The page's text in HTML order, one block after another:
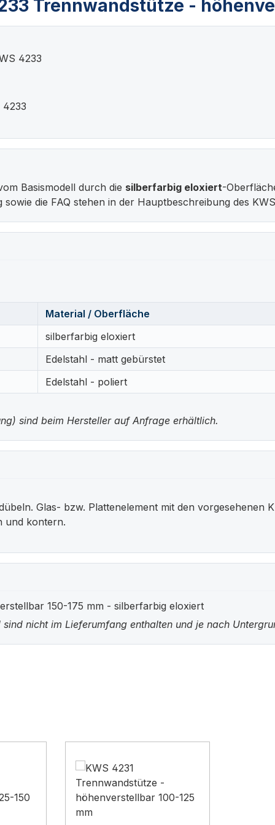
Trennwandstütze -
4233
Basismodell durch die silberfarbig eloxiert-
die FAQ stehen in der Hauptbeschreibung des
Material / Oberfläche
silberfarbig eloxiert
Edelstahl - matt gebürstet
Edelstahl - poliert
sind beim Hersteller auf Anfrage erhältlich.
Glas- bzw. Plattenelement mit den vorgesehenen
und kontern.
150-175 mm - silberfarbig eloxiert
nicht im Lieferumfang enthalten und je nach